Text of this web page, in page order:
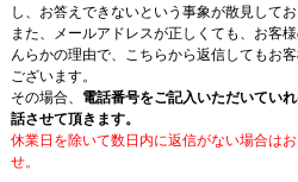
し、お答えできないという事象が散見してお
また、メールアドレスが正しくても、お客
んらかの理由で、こちらから返信してもお
ございます。
その場合、 電話番号をご記入いただいてい
話させて頂きます。
休業日を除いて数日内に返信がない場合は
せ。